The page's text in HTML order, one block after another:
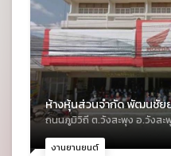
งานยานยนต์
ห้างหุ้นส่วนจำกัด พัฒนชัย
ถนนภูมิวิถี ต.วังสะพุง อ.วังสะ